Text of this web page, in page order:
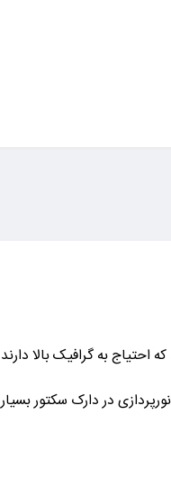
به گرافیک بالا دارند
در دارک سکتور بسیار